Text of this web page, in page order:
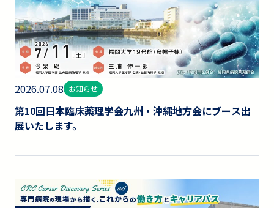
2026.07.08 お知らせ
第10回日本臨床薬理学会九州・沖縄地方会にブース出
展いたします。